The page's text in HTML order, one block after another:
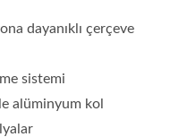
dayanıklı çerçeve
sistemi
alüminyum kol